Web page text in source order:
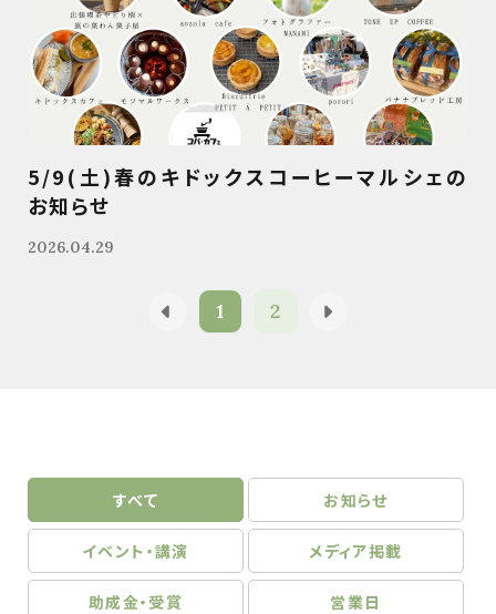
5/9(土)春のキドックスコーヒーマルシェの
お知らせ
2026.04.29
1 2
すべて お知らせ
イベント・講演 メディア掲載
助成金・受賞 営業日